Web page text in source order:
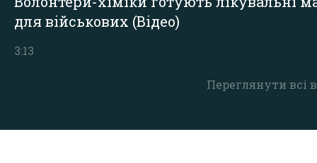
Переглянути всі
для військових (Відео)
3:13